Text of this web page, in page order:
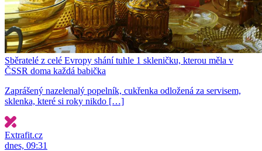
Sběratelé z celé Evropy shání tuhle 1 skleničku, kterou měla v
ČSSR doma každá babička
Zaprášený nazelenalý popelník, cukřenka odložená za servisem,
sklenka, které si roky nikdo […]
Extrafit.cz
dnes, 09:31